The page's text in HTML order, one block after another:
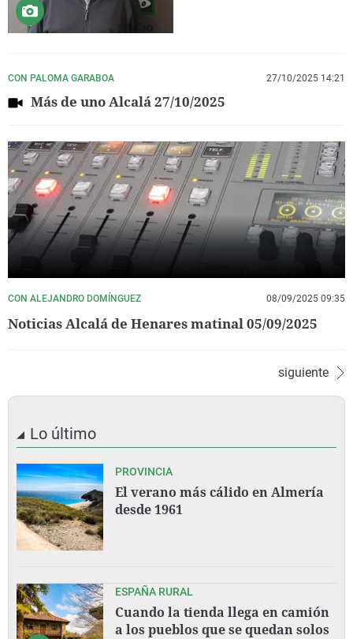
CON PALOMA GARABOA 27/10/2025 14:21
Más de uno Alcalá 27/10/2025
CON ALEJANDRO DOMÍNGUEZ 08/09/2025 09:35
Noticias Alcalá de Henares matinal 05/09/2025
siguiente
Lo último
PROVINCIA
El verano más cálido en Almería
desde 1961
ESPAÑA RURAL
Cuando la tienda llega en camión
a los pueblos que se quedan solos